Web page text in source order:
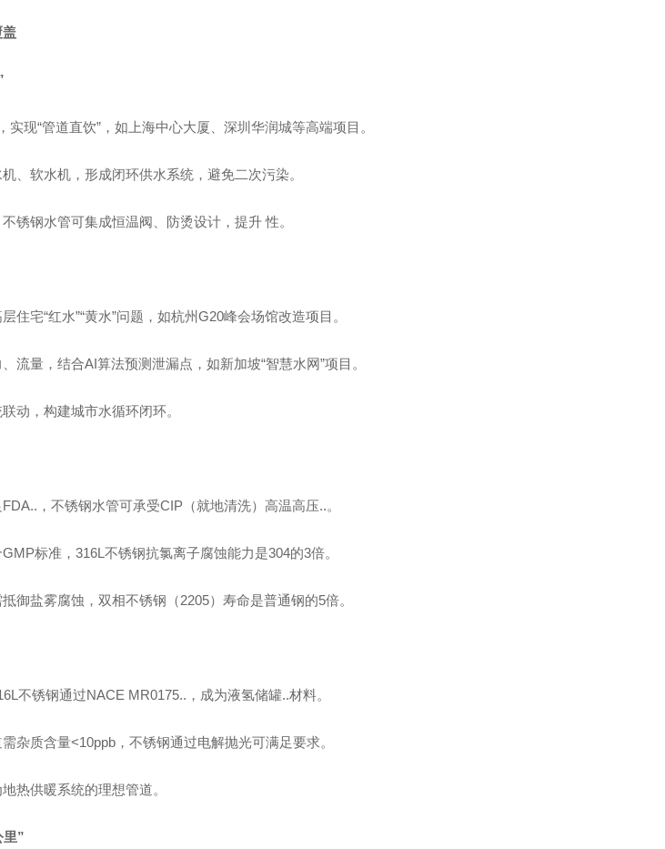
盖
现“管道直饮”，如上海中心大厦、深圳华润城等高端项目。
、软水机，形成闭环供水系统，避免二次污染。
锈钢水管可集成恒温阀、防烫设计，提升 性。
住宅“红水”“黄水”问题，如杭州G20峰会场馆改造项目。
流量，结合AI算法预测泄漏点，如新加坡“智慧水网”项目。
动，构建城市水循环闭环。
，不锈钢水管可承受CIP（就地清洗）高温高压..。
标准，316L不锈钢抗氯离子腐蚀能力是304的3倍。
御盐雾腐蚀，双相不锈钢（2205）寿命是普通钢的5倍。
不锈钢通过NACE MR0175..，成为液氢储罐..材料。
杂质含量<10ppb，不锈钢通过电解抛光可满足要求。
热供暖系统的理想管道。
里”